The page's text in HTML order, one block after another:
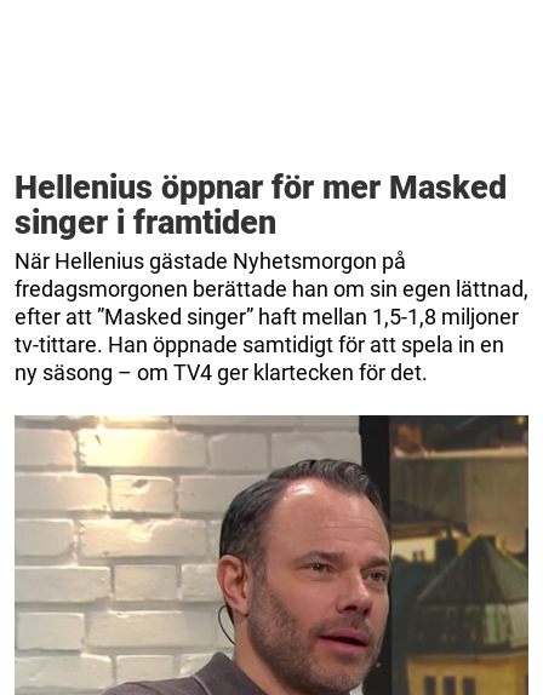
Hellenius öppnar för mer Masked
singer i framtiden
När Hellenius gästade Nyhetsmorgon på
fredagsmorgonen berättade han om sin egen lättnad,
efter att ”Masked singer” haft mellan 1,5-1,8 miljoner
tv-tittare. Han öppnade samtidigt för att spela in en
ny säsong – om TV4 ger klartecken för det.